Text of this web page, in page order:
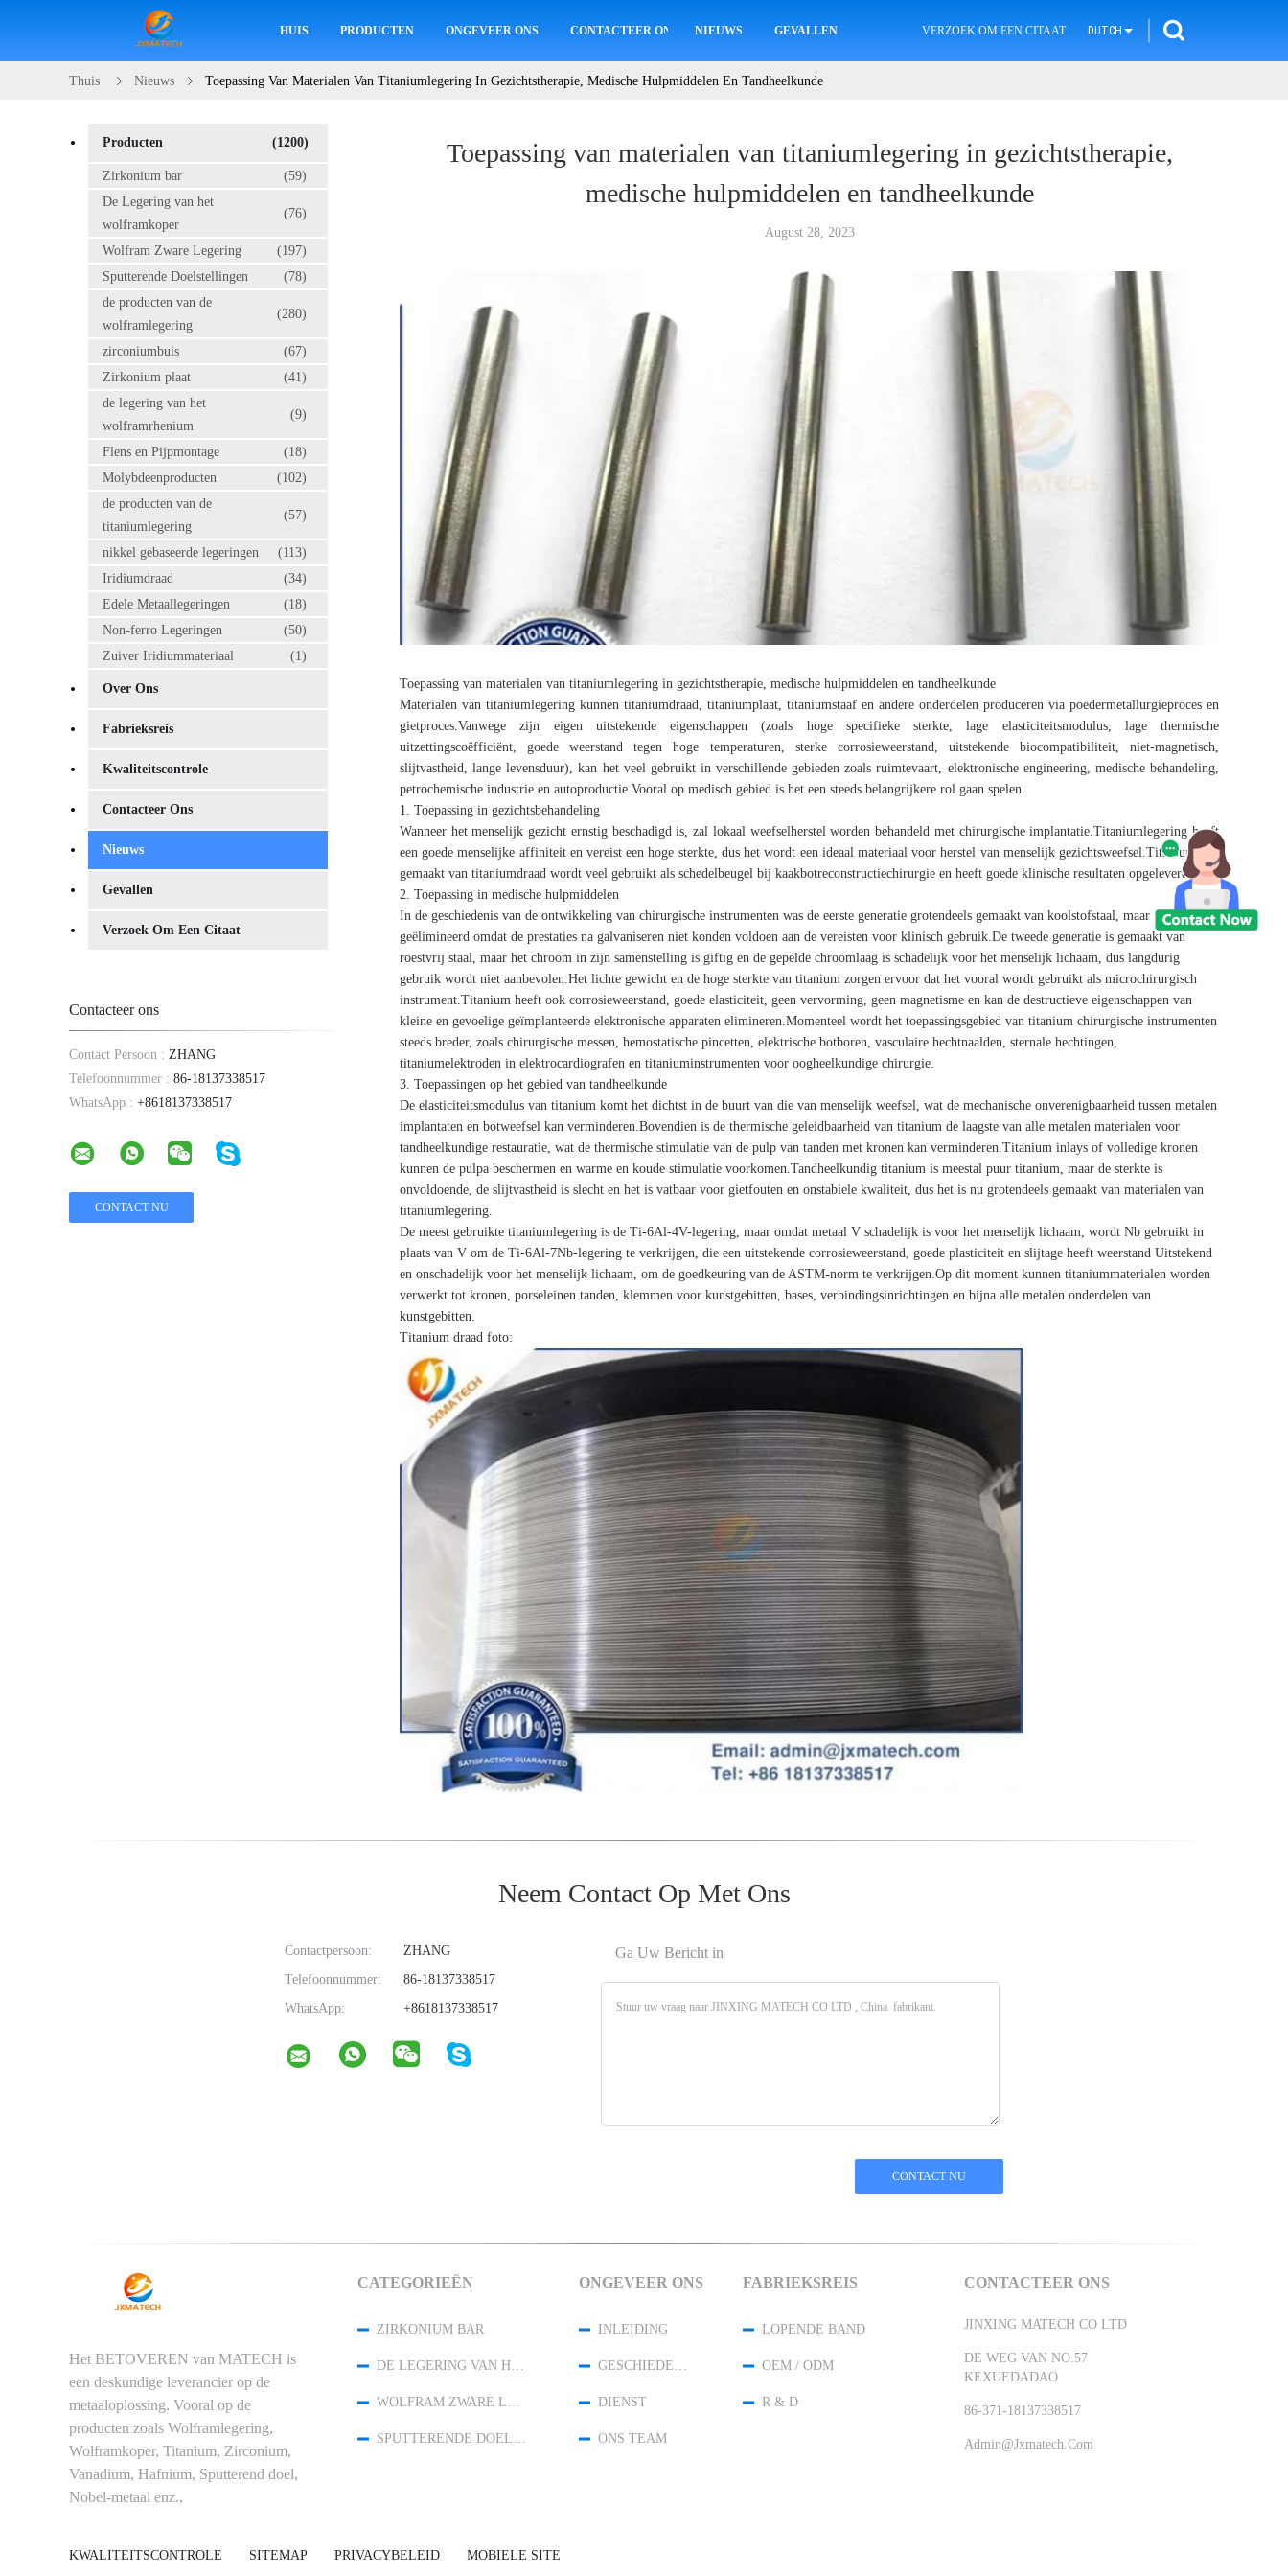
HUIS PRODUCTEN ONGEVEER ONS CONTACTEER ONS NIEUWS GEVALLEN VERZOEK OM EEN CITAAT DUTCH
Thuis Nieuws Toepassing Van Materialen Van Titaniumlegering In Gezichtstherapie, Medische Hulpmiddelen En Tandheelkunde
Producten (1200)
Zirkonium bar
(59)
De Legering van het
wolframkoper
(76)
Wolfram Zware Legering
(197)
Sputterende Doelstellingen
(78)
de producten van de
wolframlegering
(280)
zirconiumbuis
(67)
Zirkonium plaat
(41)
de legering van het
wolframrhenium
(9)
Flens en Pijpmontage
(18)
Molybdeenproducten
(102)
de producten van de
titaniumlegering
(57)
nikkel gebaseerde legeringen
(113)
Iridiumdraad
(34)
Edele Metaallegeringen
(18)
Non-ferro Legeringen
(50)
Zuiver Iridiummateriaal
(1)
Over Ons
Fabrieksreis
Kwaliteitscontrole
Contacteer Ons
Nieuws
Gevallen
Verzoek Om Een Citaat
Contacteer ons
Contact Persoon : ZHANG
Telefoonnummer : 86-18137338517
WhatsApp : +8618137338517
Toepassing van materialen van titaniumlegering in gezichtstherapie,
medische hulpmiddelen en tandheelkunde
August 28, 2023
Toepassing van materialen van titaniumlegering in gezichtstherapie, medische hulpmiddelen en tandheelkunde
Materialen van titaniumlegering kunnen titaniumdraad, titaniumplaat, titaniumstaaf en andere onderdelen produceren via poedermetallurgieproces en
gietproces.Vanwege zijn eigen uitstekende eigenschappen (zoals hoge specifieke sterkte, lage elasticiteitsmodulus, lage thermische
uitzettingscoëfficiënt, goede weerstand tegen hoge temperaturen, sterke corrosieweerstand, uitstekende biocompatibiliteit, niet-magnetisch,
slijtvastheid, lange levensduur), kan het veel gebruikt in verschillende gebieden zoals ruimtevaart, elektronische engineering, medische behandeling,
petrochemische industrie en autoproductie.Vooral op medisch gebied is het een steeds belangrijkere rol gaan spelen.
1. Toepassing in gezichtsbehandeling
Wanneer het menselijk gezicht ernstig beschadigd is, zal lokaal weefselherstel worden behandeld met chirurgische implantatie.Titaniumlegering heeft
een goede menselijke affiniteit en vereist een hoge sterkte, dus het wordt een ideaal materiaal voor herstel van menselijk gezichtsweefsel.Titaniumgaas
gemaakt van titaniumdraad wordt veel gebruikt als schedelbeugel bij kaakbotreconstructiechirurgie en heeft goede klinische resultaten opgeleverd.
2. Toepassing in medische hulpmiddelen
In de geschiedenis van de ontwikkeling van chirurgische instrumenten was de eerste generatie grotendeels gemaakt van koolstofstaal, maar deze werd
geëlimineerd omdat de prestaties na galvaniseren niet konden voldoen aan de vereisten voor klinisch gebruik.De tweede generatie is gemaakt van
roestvrij staal, maar het chroom in zijn samenstelling is giftig en de gepelde chroomlaag is schadelijk voor het menselijk lichaam, dus langdurig
gebruik wordt niet aanbevolen.Het lichte gewicht en de hoge sterkte van titanium zorgen ervoor dat het vooral wordt gebruikt als microchirurgisch
instrument.Titanium heeft ook corrosieweerstand, goede elasticiteit, geen vervorming, geen magnetisme en kan de destructieve eigenschappen van
kleine en gevoelige geïmplanteerde elektronische apparaten elimineren.Momenteel wordt het toepassingsgebied van titanium chirurgische instrumenten
steeds breder, zoals chirurgische messen, hemostatische pincetten, elektrische botboren, vasculaire hechtnaalden, sternale hechtingen,
titaniumelektroden in elektrocardiografen en titaniuminstrumenten voor oogheelkundige chirurgie.
3. Toepassingen op het gebied van tandheelkunde
De elasticiteitsmodulus van titanium komt het dichtst in de buurt van die van menselijk weefsel, wat de mechanische onverenigbaarheid tussen metalen
implantaten en botweefsel kan verminderen.Bovendien is de thermische geleidbaarheid van titanium de laagste van alle metalen materialen voor
tandheelkundige restauratie, wat de thermische stimulatie van de pulp van tanden met kronen kan verminderen.Titanium inlays of volledige kronen
kunnen de pulpa beschermen en warme en koude stimulatie voorkomen.Tandheelkundig titanium is meestal puur titanium, maar de sterkte is
onvoldoende, de slijtvastheid is slecht en het is vatbaar voor gietfouten en onstabiele kwaliteit, dus het is nu grotendeels gemaakt van materialen van
titaniumlegering.
De meest gebruikte titaniumlegering is de Ti-6Al-4V-legering, maar omdat metaal V schadelijk is voor het menselijk lichaam, wordt Nb gebruikt in
plaats van V om de Ti-6Al-7Nb-legering te verkrijgen, die een uitstekende corrosieweerstand, goede plasticiteit en slijtage heeft weerstand Uitstekend
en onschadelijk voor het menselijk lichaam, om de goedkeuring van de ASTM-norm te verkrijgen.Op dit moment kunnen titaniummaterialen worden
verwerkt tot kronen, porseleinen tanden, klemmen voor kunstgebitten, bases, verbindingsinrichtingen en bijna alle metalen onderdelen van
kunstgebitten.
Titanium draad foto:
Neem Contact Op Met Ons
Contactpersoon:
ZHANG
Telefoonnummer:
86-18137338517
WhatsApp:
+8618137338517
Ga Uw Bericht in
Het BETOVEREN van MATECH is
een deskundige leverancier op de
metaaloplossing. Vooral op de
producten zoals Wolframlegering,
Wolframkoper, Titanium, Zirconium,
Vanadium, Hafnium, Sputterend doel,
Nobel-metaal enz.,
CATEGORIEËN
ZIRKONIUM BAR
DE LEGERING VAN HET WOLFRAMKOPER
ONGEVEER ONS
INLEIDING
DIENST
ONS TEAM
FABRIEKSREIS
LOPENDE BAND
OEM / ODM
R & D
CONTACTEER ONS
JINXING MATECH CO LTD
DE WEG VAN NO.57
KEXUEDADAO
86-371-18137338517
Admin@jxmatech.com
KWALITEITSCONTROLE SITEMAP PRIVACYBELEID MOBIELE SITE